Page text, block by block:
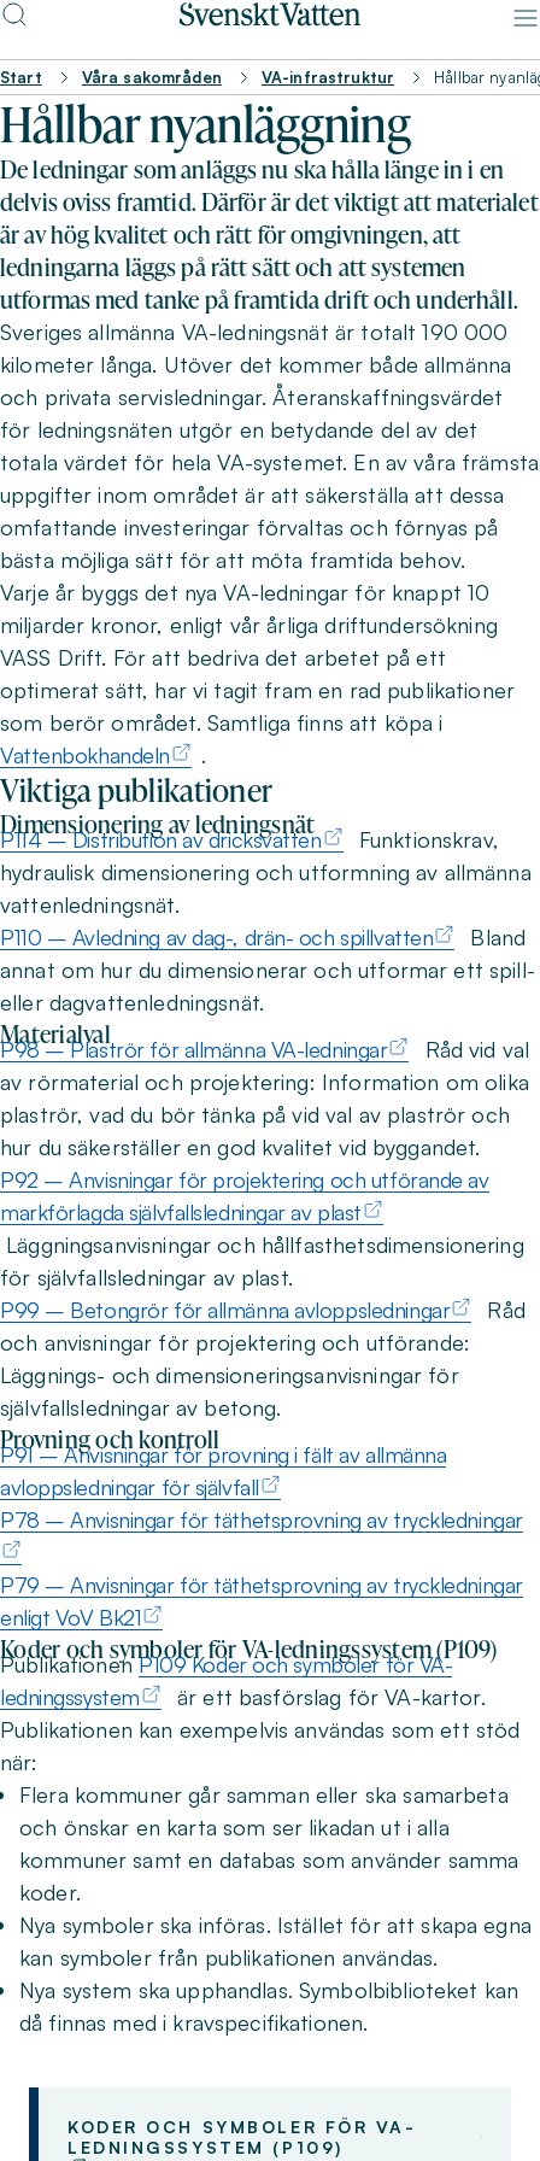
Start Våra sakområden VA-infrastruktur Hållbar
Hållbar nyanläggning
De ledningar som anläggs nu ska hålla länge in i en
delvis oviss framtid. Därför är det viktigt att materialet
är av hög kvalitet och rätt för omgivningen, att
ledningarna läggs på rätt sätt och att systemen
utformas med tanke på framtida drift och underhåll.
Sveriges allmänna VA-ledningsnät är totalt 190 000
kilometer långa. Utöver det kommer både allmänna
och privata servisledningar. Återanskaffningsvärdet
för ledningsnäten utgör en betydande del av det
totala värdet för hela VA-systemet. En av våra främsta
uppgifter inom området är att säkerställa att dessa
omfattande investeringar förvaltas och förnyas på
bästa möjliga sätt för att möta framtida behov.
Varje år byggs det nya VA-ledningar för knappt 10
miljarder kronor, enligt vår årliga driftundersökning
VASS Drift. För att bedriva det arbetet på ett
optimerat sätt, har vi tagit fram en rad publikationer
som berör området. Samtliga finns att köpa i
Vattenbokhandeln
.
Viktiga publikationer
Dimensionering av ledningsnät
P114 – Distribution av dricksvatten
Funktionskrav,
hydraulisk dimensionering och utformning av allmänna
vattenledningsnät.
P110 – Avledning av dag-, drän- och spillvatten
Bland
annat om hur du dimensionerar och utformar ett spill-
eller dagvattenledningsnät.
Materialval
P98 – Plaströr för allmänna VA-ledningar
Råd vid val
av rörmaterial och projektering: Information om olika
plaströr, vad du bör tänka på vid val av plaströr och
hur du säkerställer en god kvalitet vid byggandet.
P92 – Anvisningar för projektering och utförande av
markförlagda självfallsledningar av plast
Läggningsanvisningar och hållfasthetsdimensionering
för självfallsledningar av plast.
P99 – Betongrör för allmänna avloppsledningar
Råd
och anvisningar för projektering och utförande:
Läggnings- och dimensioneringsanvisningar för
självfallsledningar av betong.
Provning och kontroll
P91 – Anvisningar för provning i fält av allmänna
avloppsledningar för självfall
P78 – Anvisningar för täthetsprovning av tryckledningar
P79 – Anvisningar för täthetsprovning av tryckledningar
enligt VoV Bk21
Koder och symboler för VA-ledningssystem (P109)
PublikationenP109 Koder och symboler för VA-
ledningssystem
är ett basförslag för VA-kartor.
Publikationen kan exempelvis användas som ett stöd
när:
Flera kommuner går samman eller ska samarbeta
och önskar en karta som ser likadan ut i alla
kommuner samt en databas som använder samma
koder.
Nya symboler ska införas. Istället för att skapa egna
kan symboler från publikationen användas.
Nya system ska upphandlas. Symbolbiblioteket kan
då finnas med i kravspecifikationen.
KODER OCH SYMBOLER FÖR VA-
LEDNINGSSYSTEM (P109)